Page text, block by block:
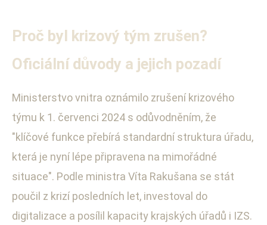
Proč byl krizový tým zrušen?
Oficiální důvody a jejich pozadí
Ministerstvo vnitra oznámilo zrušení krizového
týmu k 1. červenci 2024 s odůvodněním, že
"klíčové funkce přebírá standardní struktura úřadu,
která je nyní lépe připravena na mimořádné
situace". Podle ministra Víta Rakušana se stát
poučil z krizí posledních let, investoval do
digitalizace a posílil kapacity krajských úřadů i IZS.